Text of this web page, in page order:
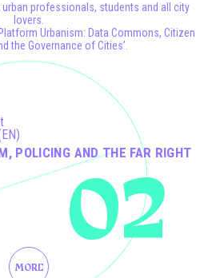
professionals, students and all city
lovers.
Urbanism: Data Commons, Citizen
the Governance of Cities’.
02
POLICING AND THE FAR RIGHT
MORE